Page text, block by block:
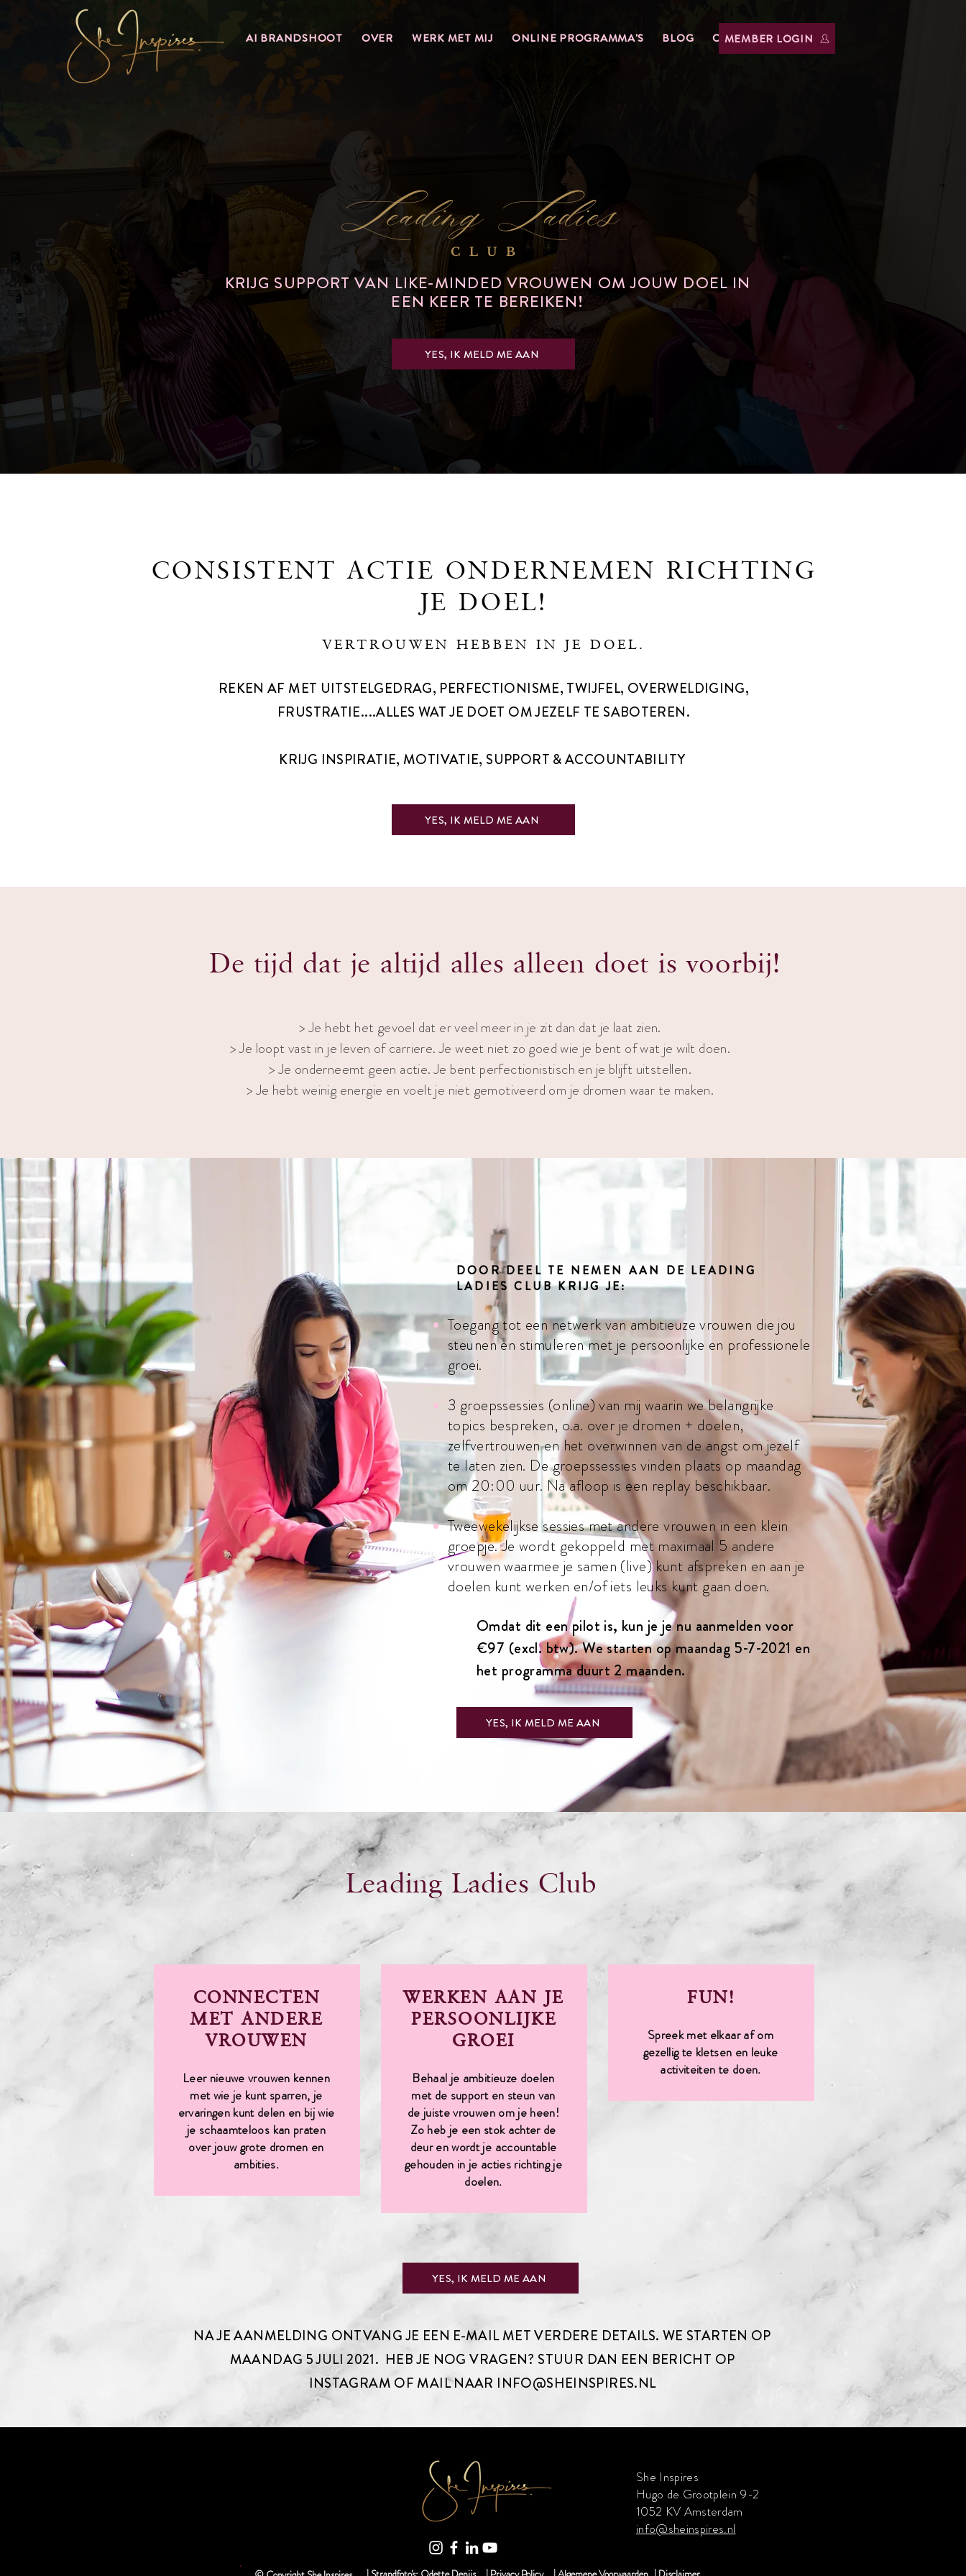
AI BRANDSHOOT OVER WERK MET MIJ ONLINE PROGRAMMA'S BLOG CONTACT
MEMBER LOGIN
KRIJG SUPPORT VAN LIKE-MINDED VROUWEN OM JOUW DOEL IN
EEN KEER TE BEREIKEN!
YES, IK MELD ME AAN
CONSISTENT ACTIE ONDERNEMEN RICHTING
JE DOEL!
VERTROUWEN HEBBEN IN JE DOEL.
REKEN AF MET UITSTELGEDRAG, PERFECTIONISME, TWIJFEL, OVERWELDIGING,
FRUSTRATIE....ALLES WAT JE DOET OM JEZELF TE SABOTEREN.
KRIJG INSPIRATIE, MOTIVATIE, SUPPORT & ACCOUNTABILITY
YES, IK MELD ME AAN
De tijd dat je altijd alles alleen doet is voorbij!
> Je hebt het gevoel dat er veel meer in je zit dan dat je laat zien.
> Je loopt vast in je leven of carriere. Je weet niet zo goed wie je bent of wat je wilt doen.
> Je onderneemt geen actie. Je bent perfectionistisch en je blijft uitstellen.
> Je hebt weinig energie en voelt je niet gemotiveerd om je dromen waar te maken.
DOOR DEEL TE NEMEN AAN DE LEADING
LADIES CLUB KRIJG JE:
Toegang tot een netwerk van ambitieuze vrouwen die jou
steunen en stimuleren met je persoonlijke en professionele
groei.
3 groepssessies (online) van mij waarin we belangrijke
topics bespreken, o.a. over je dromen + doelen,
zelfvertrouwen en het overwinnen van de angst om jezelf
te laten zien. De groepssessies vinden plaats op maandag
om 20:00 uur. Na afloop is een replay beschikbaar.
Tweewekelijkse sessies met andere vrouwen in een klein
groepje. Je wordt gekoppeld met maximaal 5 andere
vrouwen waarmee je samen (live) kunt afspreken en aan je
doelen kunt werken en/of iets leuks kunt gaan doen.
Omdat dit een pilot is, kun je je nu aanmelden voor
€97 (excl. btw). We starten op maandag 5-7-2021 en
het programma duurt 2 maanden.
YES, IK MELD ME AAN
Leading Ladies Club
CONNECTEN
MET ANDERE
VROUWEN
Leer nieuwe vrouwen kennen
met wie je kunt sparren, je
ervaringen kunt delen en bij wie
je schaamteloos kan praten
over jouw grote dromen en
ambities.
WERKEN AAN JE
PERSOONLIJKE
GROEI
Behaal je ambitieuze doelen
met de support en steun van
de juiste vrouwen om je heen!
Zo heb je een stok achter de
deur en wordt je accountable
gehouden in je acties richting je
doelen.
FUN!
Spreek met elkaar af om
gezellig te kletsen en leuke
activiteiten te doen.
YES, IK MELD ME AAN
NA JE AANMELDING ONTVANG JE EEN E-MAIL MET VERDERE DETAILS. WE STARTEN OP
MAANDAG 5 JULI 2021. HEB JE NOG VRAGEN? STUUR DAN EEN BERICHT OP
INSTAGRAM OF MAIL NAAR INFO@SHEINSPIRES.NL
She Inspires
Hugo de Grootplein 9-2
1052 KV Amsterdam
info@sheinspires.nl